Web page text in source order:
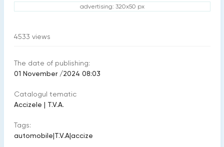
advertising: 320x50 px
4533 views
The date of publishing:
01 November /2024 08:03
Catalogul tematic
Accizele | T.V.A.
Tags:
automobile|T.V.A|accize